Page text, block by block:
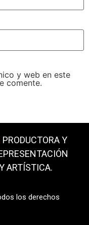
y web en este
comente.
PRODUCTORA Y
ARTÍSTICA.
los derechos